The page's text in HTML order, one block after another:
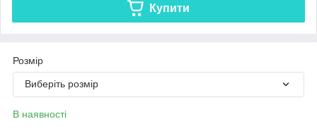
Купити
Розмір
Виберіть розмір
В наявності